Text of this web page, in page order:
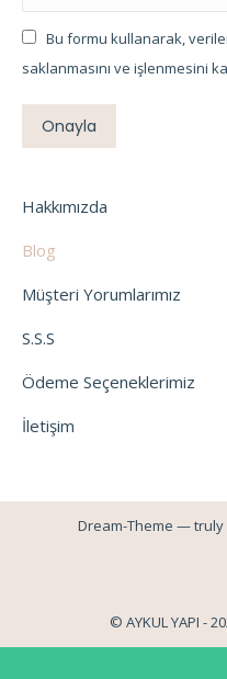
Bu formu kullanarak,
saklanmasını ve işlenmesini
Onayla
Hakkımızda
Blog
Müşteri Yorumlarımız
S.S.S
Ödeme Seçeneklerimiz
İletişim
Dream-Theme — truly
© AYKUL YAPI -